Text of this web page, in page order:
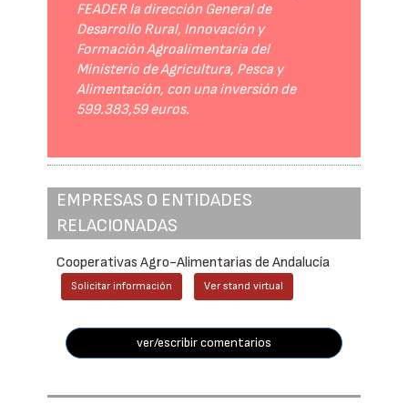
FEADER la dirección General de
Desarrollo Rural, Innovación y
Formación Agroalimentaria del
Ministerio de Agricultura, Pesca y
Alimentación, con una inversión de
599.383,59 euros.
EMPRESAS O ENTIDADES
RELACIONADAS
Cooperativas Agro-Alimentarias de Andalucía
Solicitar información Ver stand virtual
ver/escribir comentarios